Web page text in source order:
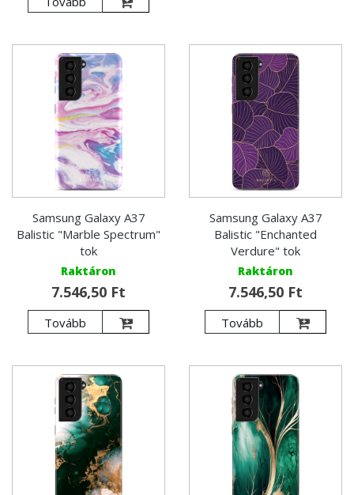
Samsung Galaxy A37
Balistic "Marble Spectrum"
tok
Raktáron
7.546,50 Ft
Tovább
Samsung Galaxy A37
Balistic "Enchanted
Verdure" tok
Raktáron
7.546,50 Ft
Tovább